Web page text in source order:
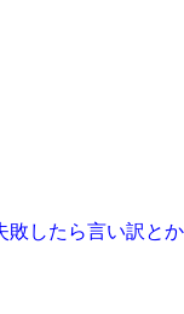
敗したら言い訳とか